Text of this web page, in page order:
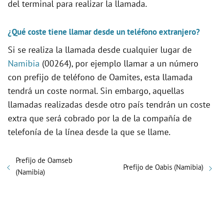
del terminal para realizar la llamada.
¿Qué coste tiene llamar desde un teléfono extranjero?
Si se realiza la llamada desde cualquier lugar de
Namibia (00264), por ejemplo llamar a un número
con prefijo de teléfono de Oamites, esta llamada
tendrá un coste normal. Sin embargo, aquellas
llamadas realizadas desde otro país tendrán un coste
extra que será cobrado por la de la compañía de
telefonía de la línea desde la que se llame.
Prefijo de Oamseb
(Namibia)
Prefijo de Oabis (Namibia)